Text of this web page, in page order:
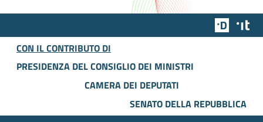
Team
CON IL CONTRIBUTO DI
PRESIDENZA DEL CONSIGLIO DEI MINISTRI
CAMERA DEI DEPUTATI
SENATO DELLA REPUBBLICA